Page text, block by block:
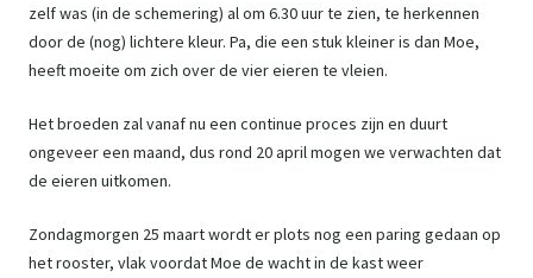
zelf was (in de schemering) al om 6.30 uur te zien, te herkennen
door de (nog) lichtere kleur. Pa, die een stuk kleiner is dan Moe,
heeft moeite om zich over de vier eieren te vleien.
Het broeden zal vanaf nu een continue proces zijn en duurt
ongeveer een maand, dus rond 20 april mogen we verwachten dat
de eieren uitkomen.
Zondagmorgen 25 maart wordt er plots nog een paring gedaan op
het rooster, vlak voordat Moe de wacht in de kast weer